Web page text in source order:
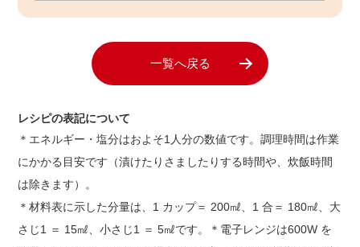
一覧へ戻る
レシピの表記について
＊エネルギー・塩分はおよそ1人分の数値です。調理時間は作業
にかかる目安です（漬けたりさましたりする時間や、炊飯時間
は除きます）。
＊材料表に示した分量は、1 カップ＝ 200㎖、1 合＝ 180㎖、大
さじ1 ＝ 15㎖、小さじ1 ＝ 5㎖です。＊電子レンジは600W を